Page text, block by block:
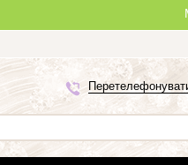
Ми можемо